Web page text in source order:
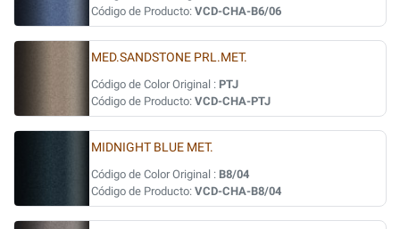
Código de Producto: VCD-CHA-B6/06
MED.SANDSTONE PRL.MET.
Código de Color Original : PTJ
Código de Producto: VCD-CHA-PTJ
MIDNIGHT BLUE MET.
Código de Color Original : B8/04
Código de Producto: VCD-CHA-B8/04